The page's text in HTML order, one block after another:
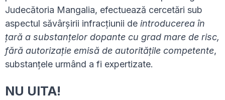
Judecătoria Mangalia, efectuează cercetări sub
aspectul săvârșirii infracțiunii de introducerea în
țară a substanțelor dopante cu grad mare de risc,
fără autorizație emisă de autoritățile competente,
substanțele urmând a fi expertizate.
NU UITA!